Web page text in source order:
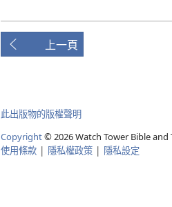
上一頁
此出版物的版權聲明
Copyright© 2026Watch Tower Bible
使用條款 | 隱私權政策 | 隱私設定